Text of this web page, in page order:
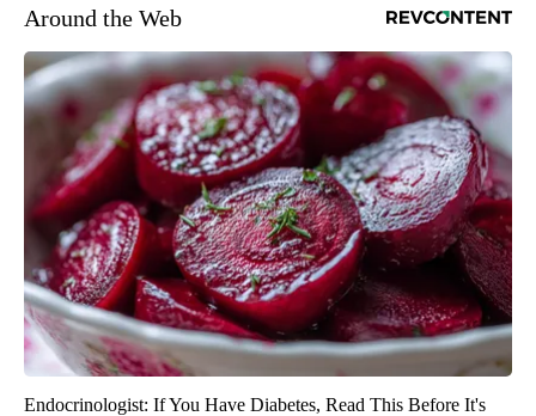
Around the Web
Endocrinologist: If You Have Diabetes, Read This Before It's